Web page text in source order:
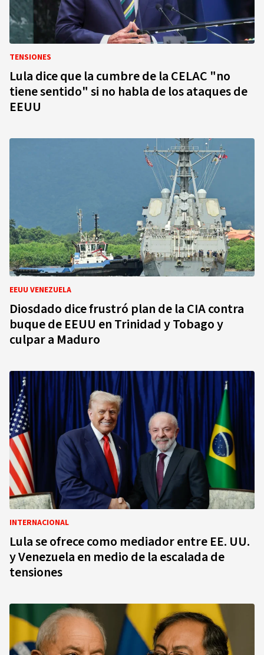
TENSIONES
Lula dice que la cumbre de la CELAC "no
tiene sentido" si no habla de los ataques de
EEUU
EEUU VENEZUELA
Diosdado dice frustró plan de la CIA contra
buque de EEUU en Trinidad y Tobago y
culpar a Maduro
INTERNACIONAL
Lula se ofrece como mediador entre EE. UU.
y Venezuela en medio de la escalada de
tensiones